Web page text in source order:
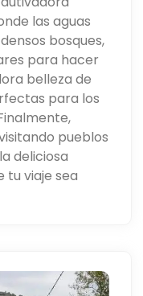
las aguas
bosques,
para hacer
belleza de
para los
pueblos
deliciosa
tu viaje sea